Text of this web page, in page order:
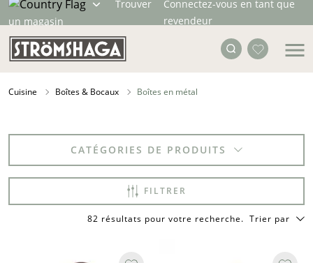
Trouver
un magasin
Connectez-vous en tant que
revendeur
Cuisine Boîtes & Bocaux Boîtes en métal
CATÉGORIES DE PRODUITS
FILTRER
82 résultats pour votre recherche. Trier par